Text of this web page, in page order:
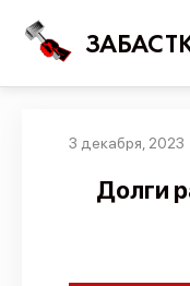
3 декабря, 2023
Долги